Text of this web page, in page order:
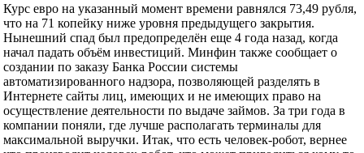
Курс евро на указанный момент времени равнялся 73,49 рубля,
что на 71 копейку ниже уровня предыдущего закрытия.
Нынешний спад был предопределён еще 4 года назад, когда
начал падать объём инвестиций. Минфин также сообщает о
создании по заказу Банка России системы
автоматизированного надзора, позволяющей разделять в
Интернете сайты лиц, имеющих и не имеющих право на
осуществление деятельности по выдаче займов. За три года в
компании поняли, где лучше располагать терминалы для
максимальной выручки. Итак, что есть человек-робот, вернее